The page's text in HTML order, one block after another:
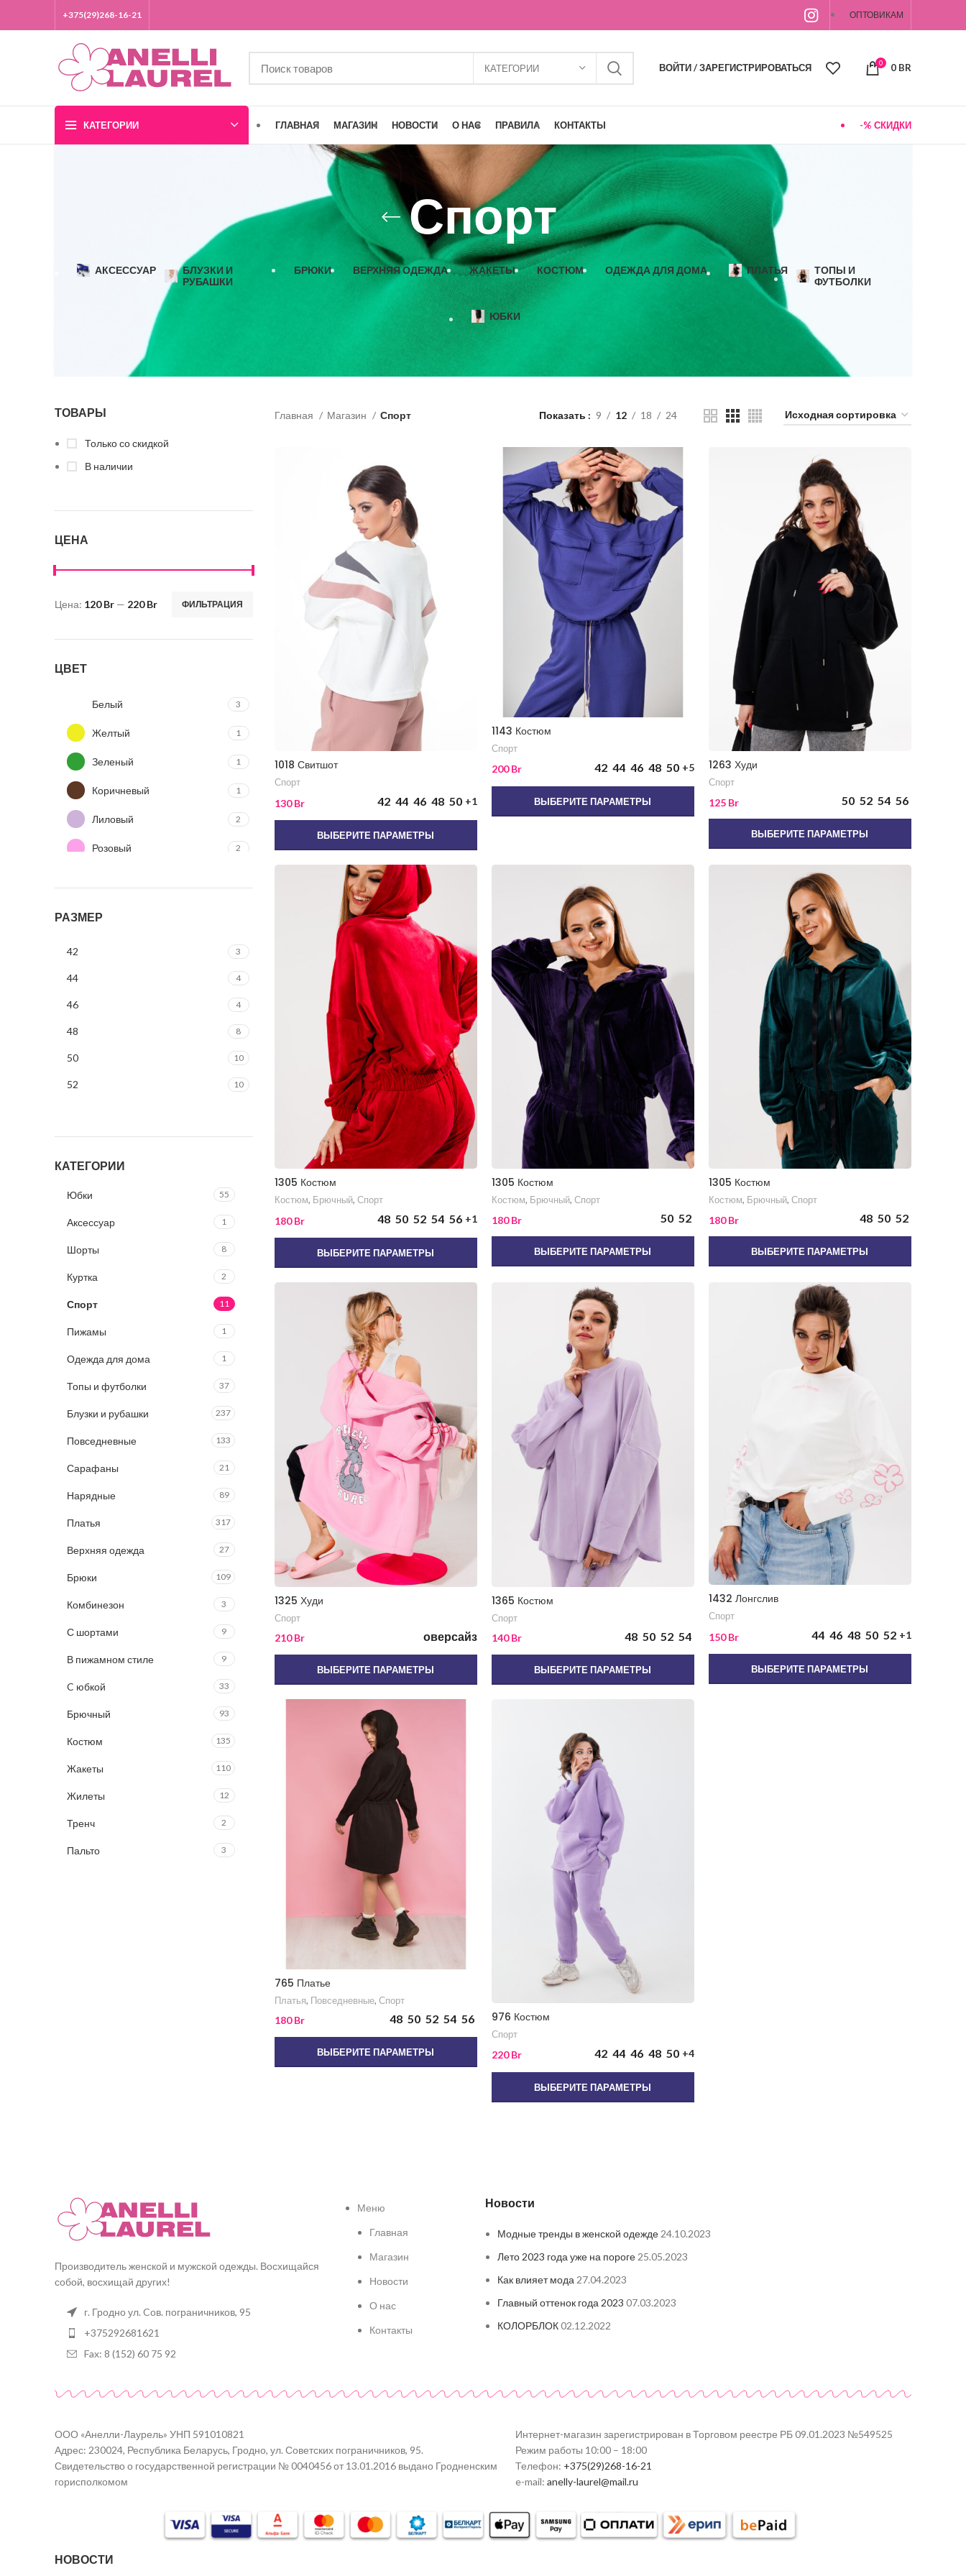
+375(29)268-16-21 ОПТОВИКАМ
КАТЕГОРИИ ВОЙТИ / ЗАРЕГИСТРИРОВАТЬСЯ 0 0 BR
КАТЕГОРИИ ГЛАВНАЯ МАГАЗИН НОВОСТИ О НАС ПРАВИЛА КОНТАКТЫ -% СКИДКИ
Спорт
АКСЕССУАР
БЛУЗКИ И
РУБАШКИ
БРЮКИ ВЕРХНЯЯ ОДЕЖДА ЖАКЕТЫ КОСТЮМ ОДЕЖДА ДЛЯ ДОМА ПЛАТЬЯ
ТОПЫ И
ФУТБОЛКИ
ЮБКИ
ТОВАРЫ
Только со скидкой
В наличии
ЦЕНА
ФИЛЬТРАЦИЯ
Цена: 120 Br — 220 Br
ЦВЕТ
Белый 3
Желтый 1
Зеленый 1
Коричневый 1
Лиловый 2
Розовый 2
4
1
1
РАЗМЕР
42 3
44 4
46 4
48 8
50 10
52 10
56 5
58
60
оверсайз
КАТЕГОРИИ
Юбки 55
Аксессуар 1
Шорты 8
Куртка 2
Спорт 11
Пижамы 1
Одежда для дома 1
Топы и футболки 37
Блузки и рубашки 237
Повседневные 133
Сарафаны 21
Нарядные 89
Платья 317
Верхняя одежда 27
Брюки 109
Комбинезон 3
С шортами 9
В пижамном стиле 9
C юбкой 33
Брючный 93
Костюм 135
Жакеты 110
Жилеты 12
Тренч 2
Пальто 3
Главная Магазин Спорт Показать 9 12 18 24
1018 Свитшот
Спорт
130Br 42 44 46 48 50 +1
ВЫБЕРИТЕ ПАРАМЕТРЫ
1143 Костюм
Спорт
200Br 42 44 46 48 50 +5
ВЫБЕРИТЕ ПАРАМЕТРЫ
1263 Худи
Спорт
125 Br 50 52 54 56
ВЫБЕРИТЕ ПАРАМЕТРЫ
1305 Костюм
Костюм, Брючный, Спорт
180Br 48 50 52 54 56 +1
ВЫБЕРИТЕ ПАРАМЕТРЫ
1305 Костюм
Костюм, Брючный, Спорт
180Br 50 52
ВЫБЕРИТЕ ПАРАМЕТРЫ
1305 Костюм
Костюм, Брючный, Спорт
180Br 48 50 52
ВЫБЕРИТЕ ПАРАМЕТРЫ
1325 Худи
Спорт
210Br оверсайз
ВЫБЕРИТЕ ПАРАМЕТРЫ
1365 Костюм
Спорт
140Br 48 50 52 54
ВЫБЕРИТЕ ПАРАМЕТРЫ
1432 Лонгслив
Спорт
150Br 44 46 48 50 52 +1
ВЫБЕРИТЕ ПАРАМЕТРЫ
765 Платье
Платья, Повседневные, Спорт
180Br 48 50 52 54 56
ВЫБЕРИТЕ ПАРАМЕТРЫ
976 Костюм
Спорт
220Br 42 44 46 48 50 +4
ВЫБЕРИТЕ ПАРАМЕТРЫ
Производитель женской и мужской одежды. Восхищайся
собой, восхищай других!
г. Гродно ул. Cов. пограничников, 95
+375292681621
Fax: 8 (152) 60 75 92
Меню
Главная
Магазин
Новости
О нас
Контакты
Новости
Модные тренды в женской одежде 24.10.2023
Лето 2023 года уже на пороге 25.05.2023
Как влияет мода 27.04.2023
Главный оттенок года 2023 07.03.2023
КОЛОРБЛОК 02.12.2022
ООО «Анелли-Лаурель» УНП 591010821
Адрес: 230024, Республика Беларусь, Гродно, ул. Советских пограничников, 95.
Свидетельство о государственной регистрации № 0040456 от 13.01.2016 выдано Гродненским
горисполкомом
Интернет-магазин зарегистрирован в Торговом реестре РБ 09.01.2023 №549525
Режим работы 10:00 – 18:00
Телефон: +375(29)268-16-21
e-mail: anelly-laurel@mail.ru
НОВОСТИ